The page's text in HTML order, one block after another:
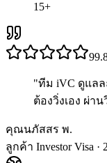
15+
"ทีม iVC ดูแล
ต้องวิ่งเอง ผ่า
คุณนภัสสร พ.
ลูกค้า Investor Visa ·